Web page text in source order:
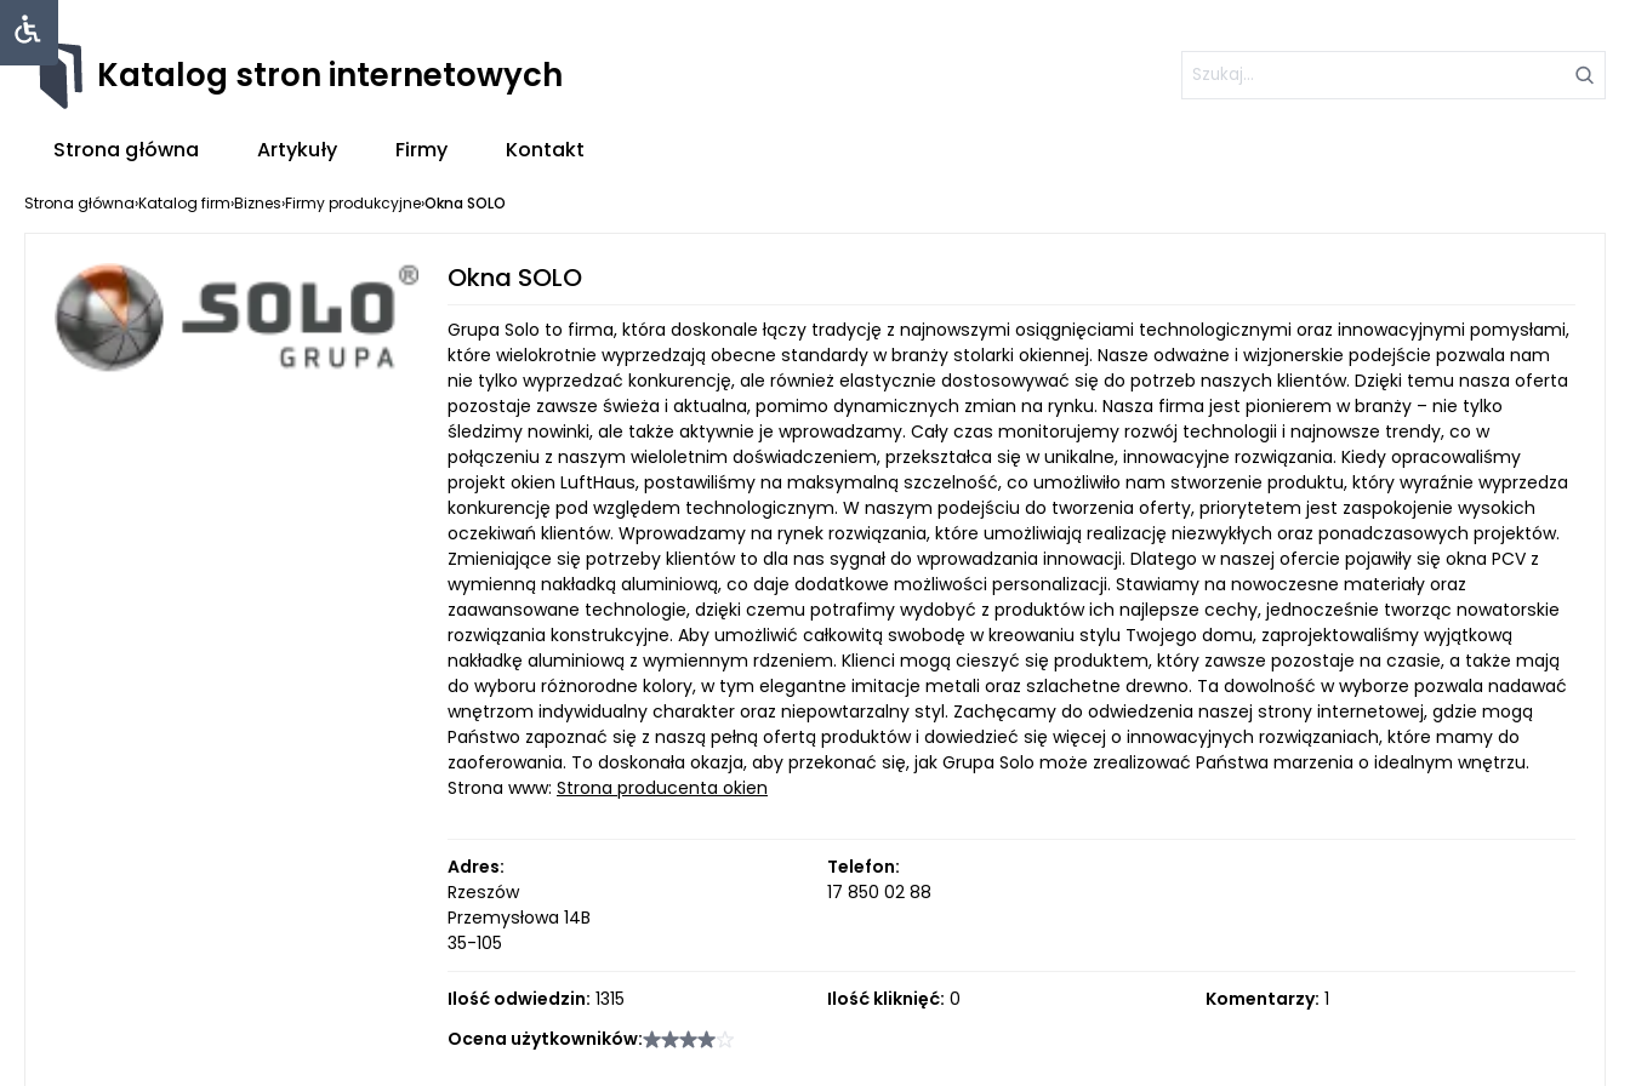
Katalog stron internetowych
Strona główna Artykuły Firmy Kontakt
Strona główna›Katalog firm›Biznes›Firmy produkcyjne›Okna SOLO
Okna SOLO
Grupa Solo to firma, która doskonale łączy tradycję z najnowszymi osiągnięciami technologicznymi oraz innowacyjnymi pomysłami,
które wielokrotnie wyprzedzają obecne standardy w branży stolarki okiennej. Nasze odważne i wizjonerskie podejście pozwala nam
nie tylko wyprzedzać konkurencję, ale również elastycznie dostosowywać się do potrzeb naszych klientów. Dzięki temu nasza oferta
pozostaje zawsze świeża i aktualna, pomimo dynamicznych zmian na rynku. Nasza firma jest pionierem w branży – nie tylko
śledzimy nowinki, ale także aktywnie je wprowadzamy. Cały czas monitorujemy rozwój technologii i najnowsze trendy, co w
połączeniu z naszym wieloletnim doświadczeniem, przekształca się w unikalne, innowacyjne rozwiązania. Kiedy opracowaliśmy
projekt okien LuftHaus, postawiliśmy na maksymalną szczelność, co umożliwiło nam stworzenie produktu, który wyraźnie wyprzedza
konkurencję pod względem technologicznym. W naszym podejściu do tworzenia oferty, priorytetem jest zaspokojenie wysokich
oczekiwań klientów. Wprowadzamy na rynek rozwiązania, które umożliwiają realizację niezwykłych oraz ponadczasowych projektów.
Zmieniające się potrzeby klientów to dla nas sygnał do wprowadzania innowacji. Dlatego w naszej ofercie pojawiły się okna PCV z
wymienną nakładką aluminiową, co daje dodatkowe możliwości personalizacji. Stawiamy na nowoczesne materiały oraz
zaawansowane technologie, dzięki czemu potrafimy wydobyć z produktów ich najlepsze cechy, jednocześnie tworząc nowatorskie
rozwiązania konstrukcyjne. Aby umożliwić całkowitą swobodę w kreowaniu stylu Twojego domu, zaprojektowaliśmy wyjątkową
nakładkę aluminiową z wymiennym rdzeniem. Klienci mogą cieszyć się produktem, który zawsze pozostaje na czasie, a także mają
do wyboru różnorodne kolory, w tym elegantne imitacje metali oraz szlachetne drewno. Ta dowolność w wyborze pozwala nadawać
wnętrzom indywidualny charakter oraz niepowtarzalny styl. Zachęcamy do odwiedzenia naszej strony internetowej, gdzie mogą
Państwo zapoznać się z naszą pełną ofertą produktów i dowiedzieć się więcej o innowacyjnych rozwiązaniach, które mamy do
zaoferowania. To doskonała okazja, aby przekonać się, jak Grupa Solo może zrealizować Państwa marzenia o idealnym wnętrzu.
Strona www: Strona producenta okien
Adres:
Rzeszów
Przemysłowa 14B
35-105
Telefon:
17 850 02 88
Ilość odwiedzin: 1315 Ilość kliknięć: 0 Komentarzy: 1
Ocena użytkowników: